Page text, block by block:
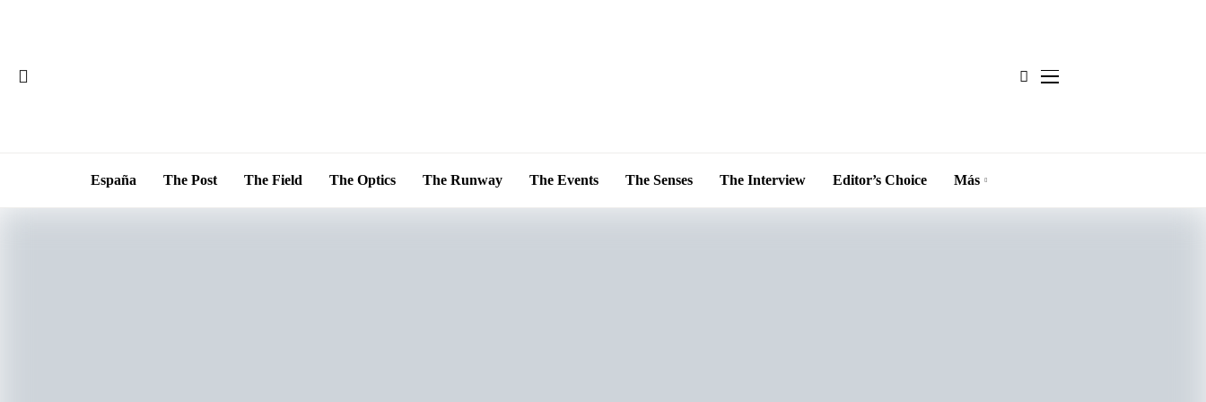
España The Post The Field The Optics The Runway The Events The Senses The Interview Editor’s Choice Más